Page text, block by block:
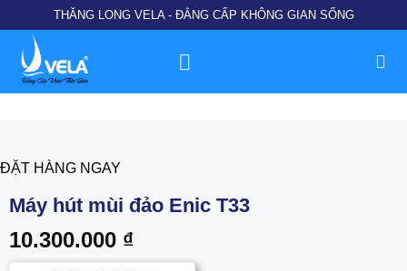
đến
dung
THĂNG LONG VELA - ĐẲNG CẤP KHÔNG GIAN SỐNG
ĐẶT HÀNG NGAY
Máy hút mùi đảo Enic T33
10.300.000 ₫